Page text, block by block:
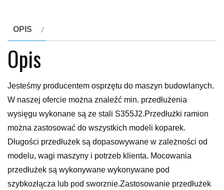
OPIS
Opis
Jesteśmy producentem osprzętu do maszyn budowlanych.
W naszej ofercie można znaleźć min. przedłużenia
wysięgu wykonane są ze stali S355J2.Przedłużki ramion
można zastosować do wszystkich modeli koparek.
Długości przedłużek są dopasowywane w zależności od
modelu, wagi maszyny i potrzeb klienta. Mocowania
przedłużek są wykonywane wykonywane pod
szybkozłącza lub pod sworznie.Zastosowanie przedłużek